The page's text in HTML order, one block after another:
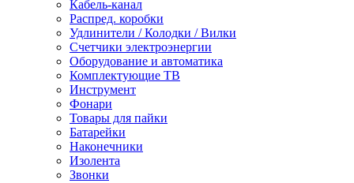
Кабель-канал
Распред. коробки
Удлинители / Колодки / Вилки
Счетчики электроэнергии
Оборудование и автоматика
Комплектующие ТВ
Инструмент
Фонари
Товары для пайки
Батарейки
Наконечники
Изолента
Звонки